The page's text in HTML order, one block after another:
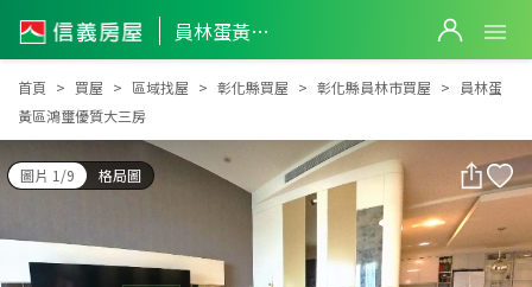
員林蛋黃區鴻璽優質大三房
員林蛋黃區鴻璽優質大三房
首頁 買屋 區域找屋 彰化縣買屋 彰化縣員林市買屋
員林蛋
黃區鴻璽優質大三房
圖片 1/9 格局圖